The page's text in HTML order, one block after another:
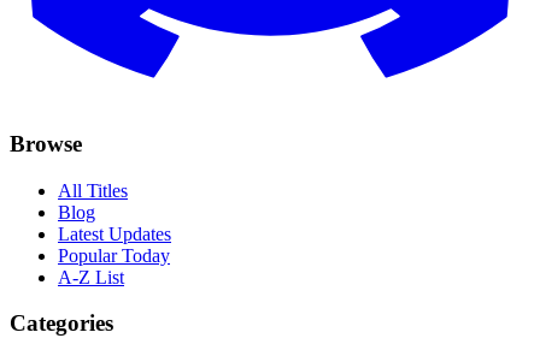
Browse
All Titles
Blog
Latest Updates
Popular Today
A-Z List
Categories